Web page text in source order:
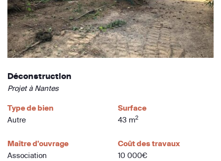
Déconstruction
Projet à Nantes
Type de bien
Autre
Surface
43 m2
Maître d'ouvrage
Association
Coût des travaux
10 000€